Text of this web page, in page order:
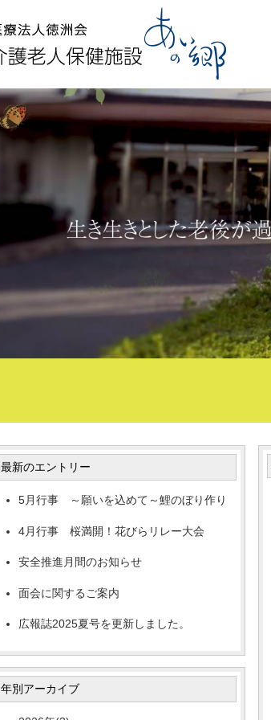
最新のエントリー
5月行事 ～願いを込めて～鯉のぼり作り
4月行事 桜満開！花びらリレー大会
安全推進月間のお知らせ
面会に関するご案内
広報誌2025夏号を更新しました。
年別アーカイブ